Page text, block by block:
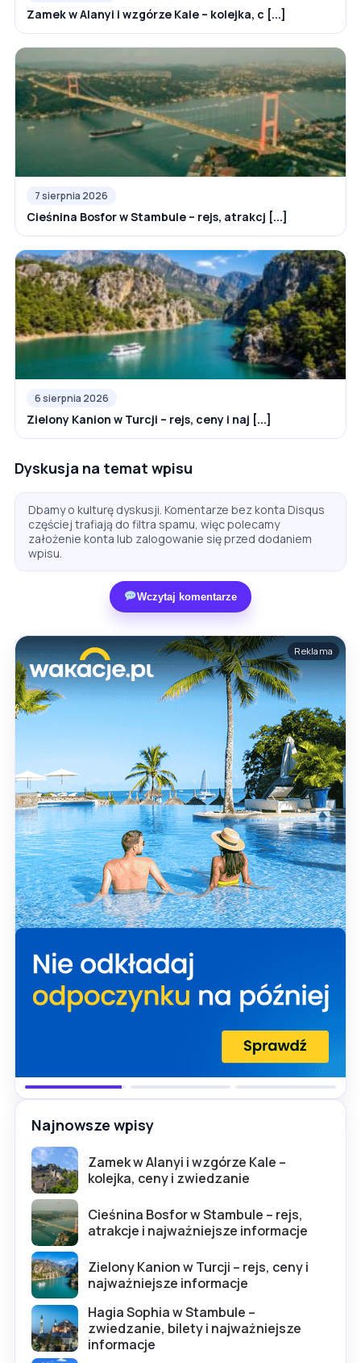
Zamek w Alanyi i wzgórze Kale – kolejka, c [...]
7 sierpnia 2026
Cieśnina Bosfor w Stambule – rejs, atrakcj [...]
6 sierpnia 2026
Zielony Kanion w Turcji – rejs, ceny i naj [...]
Dyskusja na temat wpisu
Dbamy o kulturę dyskusji. Komentarze bez konta Disqus
częściej trafiają do filtra spamu, więc polecamy
założenie konta lub zalogowanie się przed dodaniem
wpisu.
Wczytaj komentarze
Reklama
Najnowsze wpisy
Zamek w Alanyi i wzgórze Kale –
kolejka, ceny i zwiedzanie
Cieśnina Bosfor w Stambule – rejs,
atrakcje i najważniejsze informacje
Zielony Kanion w Turcji – rejs, ceny i
najważniejsze informacje
Hagia Sophia w Stambule –
zwiedzanie, bilety i najważniejsze
informacje